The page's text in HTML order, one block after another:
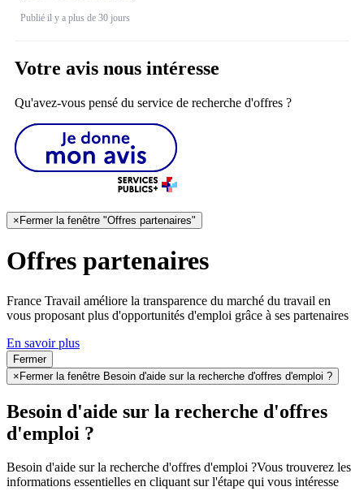
Publié il y a plus de 30 jours
Votre avis nous intéresse
Qu'avez-vous pensé du service de recherche d'offres ?
× Fermer la fenêtre "Offres partenaires"
Offres partenaires
France Travail améliore la transparence du marché du travail en
vous proposant plus d'opportunités d'emploi grâce à ses partenaires
En savoir plus
Fermer
×Fermer la fenêtre Besoin d'aide sur la recherche d'offres d'emploi ?
Besoin d'aide sur la recherche d'offres
d'emploi ?
Besoin d'aide sur la recherche d'offres d'emploi ?Vous trouverez les
informations essentielles en cliquant sur l'étape qui vous intéresse